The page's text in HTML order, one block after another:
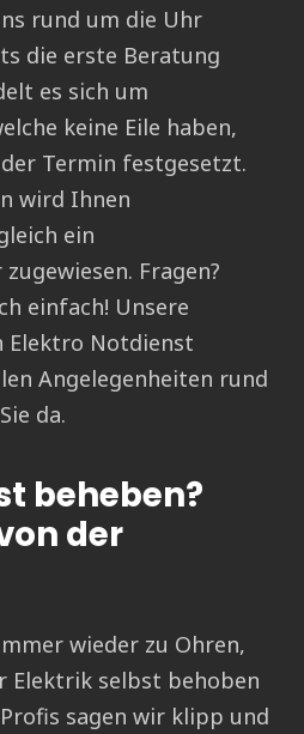
rund um die Uhr
die erste Beratung
es sich um
keine Eile haben,
Termin festgesetzt.
wird Ihnen
ein
Fragen?
einfach! Unsere
Notdienst
Angelegenheiten rund
da.
beheben?
der
wieder zu Ohren,
Elektrik selbst behoben
sagen wir klipp und